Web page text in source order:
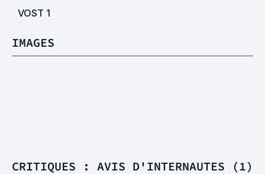
VOST 1
IMAGES
CRITIQUES : AVIS D'INTERNAUTES (1)